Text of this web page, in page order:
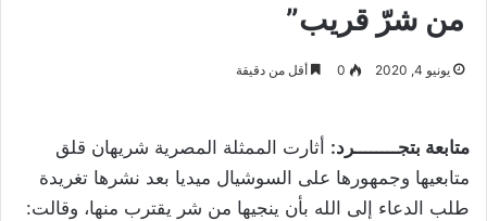
من شرّ قريب”
يونيو 4, 2020 0 أقل من دقيقة
متابعة بتجــــــــرد: أثارت الممثلة المصرية شريهان قلق
متابعيها وجمهورها على السوشيال ميديا بعد نشرها تغريدة
طلب الدعاء إلى الله بأن ينجيها من شر يقترب منها، وقالت: